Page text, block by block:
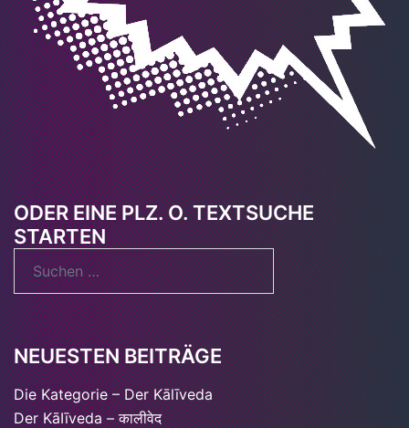
ODER EINE PLZ. O. TEXTSUCHE
STARTEN
Suchen
nach:
NEUESTEN BEITRÄGE
Die Kategorie – Der Kālīveda
Der KāIīveda – कालीवेद